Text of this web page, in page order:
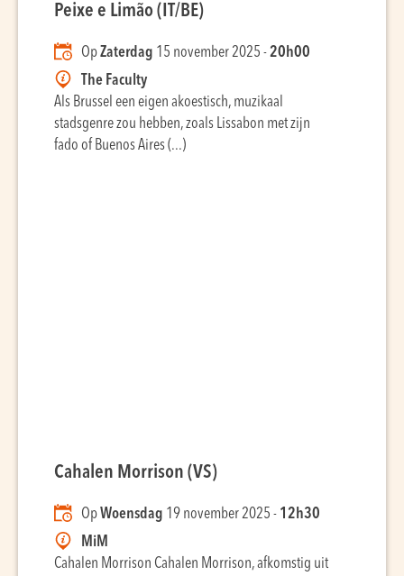
Peixe e Limão (IT/BE)
OpZaterdag 15 november 2025 -20h00
The Faculty
Als Brussel een eigen akoestisch, muzikaal
stadsgenre zou hebben, zoals Lissabon met zijn
fado of Buenos Aires (...)
Cahalen Morrison (VS)
OpWoensdag 19 november 2025 - 12h30
MiM
Cahalen Morrison Cahalen Morrison, afkomstig uit